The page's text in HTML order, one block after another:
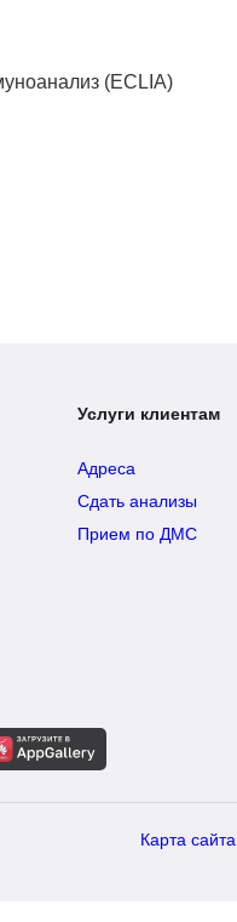
(ECLIA)
Услуги клиентам
Адреса
Сдать анализы
Прием по ДМС
Карта сайта